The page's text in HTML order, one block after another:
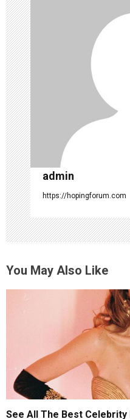
g
a
t
i
o
n
admin
https://hopingforum.com
You May Also Like
See All The Best Celebrity